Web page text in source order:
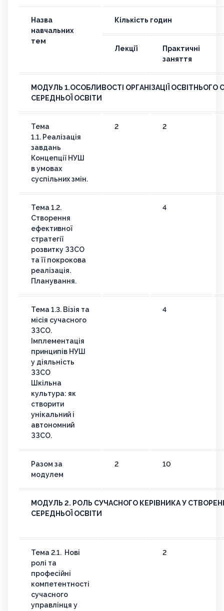
Назва
навчальних
тем
Кількість годин
Лекції
Практичні
заняття
МОДУЛЬ 1.ОСОБЛИВОСТІ ОРГАНІЗАЦІЇ
СЕРЕДНЬОЇ ОСВІТИ
Тема
1.1. Реалізація
завдань
Концепції НУШ
в умовах
суспільних змін.
2 2
Тема 1.2.
Створення
ефективної
стратегії
розвитку ЗЗСО
та її покрокова
реалізація.
Планування.
4
Тема 1.3. Візія та
місія сучасного
ЗЗСО.
Імплементація
принципів НУШ
у діяльність
ЗЗСО
Шкільна
культура: як
створити
унікальний і
автономний
ЗЗСО.
4
Разом за
модулем
2 10
МОДУЛЬ 2. РОЛЬ СУЧАСНОГО КЕРІВНИКА У
СЕРЕДНЬОЇ ОСВІТИ
Тема 2.1. Нові
ролі та
професійні
компетентності
сучасного
управлінця у
2